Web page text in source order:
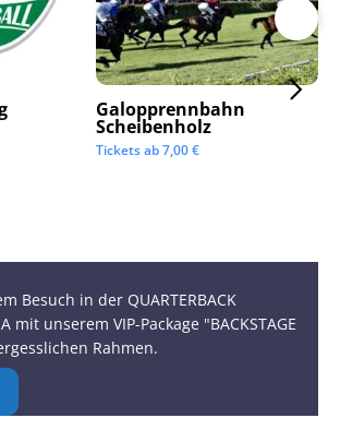
Galopprennbahn
Scheibenholz
Tickets ab7,00€
Besuch in der QUARTERBACK
mit unserem VIP-Package "BACKSTAGE
Rahmen.